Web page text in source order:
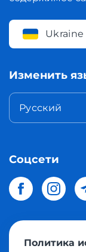
Ukraine
Изменить
Русский
Соцсети
© 2026 Meest
Политика